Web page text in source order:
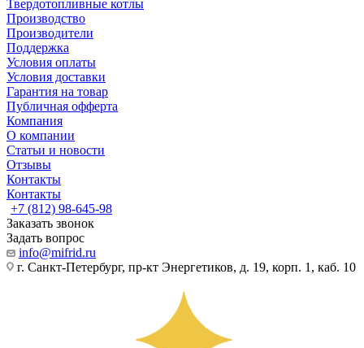
Твердотопливные котлы
Производство
Производители
Поддержка
Условия оплаты
Условия доставки
Гарантия на товар
Публичная офферта
Компания
О компании
Статьи и новости
Отзывы
Контакты
Контакты
+7 (812) 98-645-98
Заказать звонок
Задать вопрос
info@mifrid.ru
г. Санкт-Петербург, пр-кт Энергетиков, д. 19, корп. 1, каб. 10